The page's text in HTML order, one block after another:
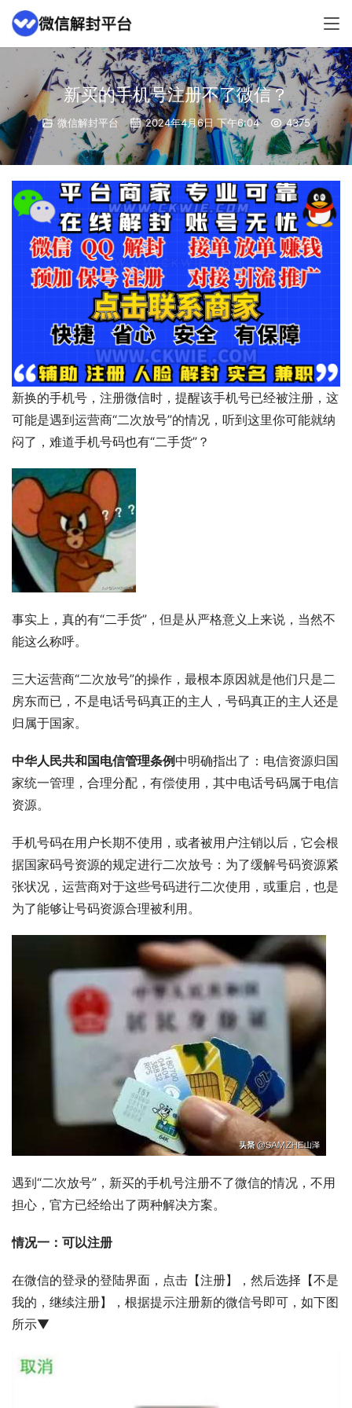
新买的手机号注册不了微信？
微信解封平台 2024年4月6日 下午6:04 4375
新换的手机号，注册微信时，提醒该手机号已经被注册，这
可能是遇到运营商“二次放号”的情况，听到这里你可能就纳
闷了，难道手机号码也有“二手货”？
事实上，真的有“二手货”，但是从严格意义上来说，当然不
能这么称呼。
三大运营商“二次放号”的操作，最根本原因就是他们只是二
房东而已，不是电话号码真正的主人，号码真正的主人还是
归属于国家。
中华人民共和国电信管理条例中明确指出了：电信资源归国
家统一管理，合理分配，有偿使用，其中电话号码属于电信
资源。
手机号码在用户长期不使用，或者被用户注销以后，它会根
据国家码号资源的规定进行二次放号：为了缓解号码资源紧
张状况，运营商对于这些号码进行二次使用，或重启，也是
为了能够让号码资源合理被利用。
遇到“二次放号”，新买的手机号注册不了微信的情况，不用
担心，官方已经给出了两种解决方案。
情况一：可以注册
在微信的登录的登陆界面，点击【注册】，然后选择【不是
我的，继续注册】，根据提示注册新的微信号即可，如下图
所示▼